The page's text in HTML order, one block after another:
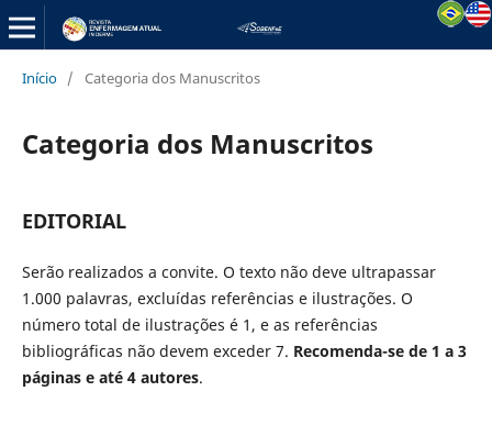
Início / Categoria dos Manuscritos
Categoria dos Manuscritos
EDITORIAL
Serão realizados a convite. O texto não deve ultrapassar
1.000 palavras, excluídas referências e ilustrações. O
número total de ilustrações é 1, e as referências
bibliográficas não devem exceder 7. Recomenda-se de 1 a 3
páginas e até 4 autores.